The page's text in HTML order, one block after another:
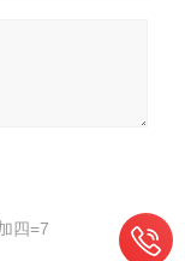
四=7